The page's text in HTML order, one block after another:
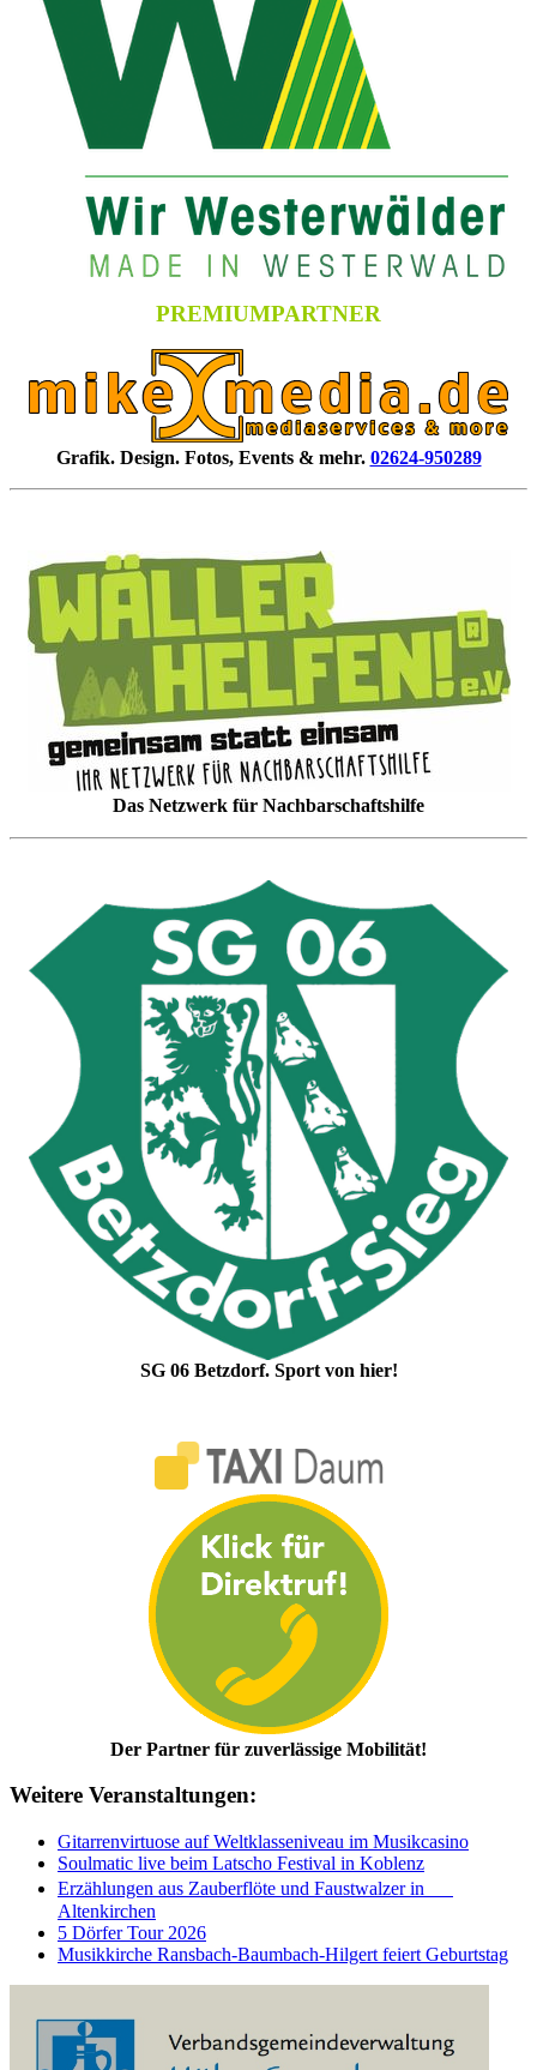
PREMIUMPARTNER
Grafik. Design. Fotos, Events & mehr. 02624-950289
Das Netzwerk für Nachbarschaftshilfe
SG 06 Betzdorf. Sport von hier!
Der Partner für zuverlässige Mobilität!
Weitere Veranstaltungen:
Gitarrenvirtuose auf Weltklasseniveau im Musikcasino
Soulmatic live beim Latscho Festival in Koblenz
Erzählungen aus Zauberflöte und Faustwalzer in
Altenkirchen
5 Dörfer Tour 2026
Musikkirche Ransbach-Baumbach-Hilgert feiert Geburtstag